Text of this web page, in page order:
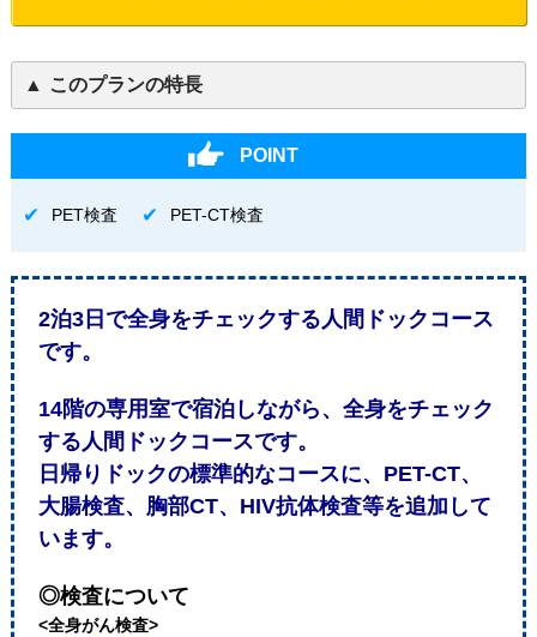
このプランの特長
POINT
PET検査 PET-CT検査
2泊3日で全身をチェックする人間ドックコース
です。
14階の専用室で宿泊しながら、全身をチェック
する人間ドックコースです。
日帰りドックの標準的なコースに、PET-CT、
大腸検査、胸部CT、HIV抗体検査等を追加して
います。
◎検査について
<全身がん検査>